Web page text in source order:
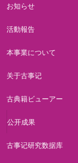
お知らせ
活動報告
本事業について
关于古事记
古典籍ビューアー
公开成果
古事记研究数据库